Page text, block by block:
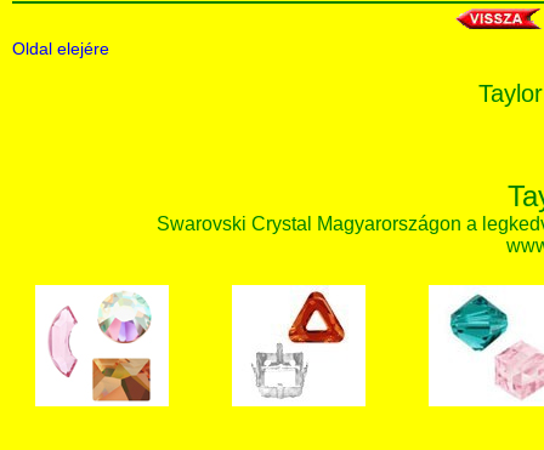
Oldal elejére
Swarovski Crystal Magyarországon a